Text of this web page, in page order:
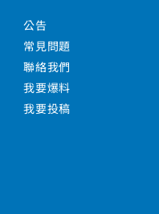
公告
常見問題
聯絡我們
我要爆料
我要投稿